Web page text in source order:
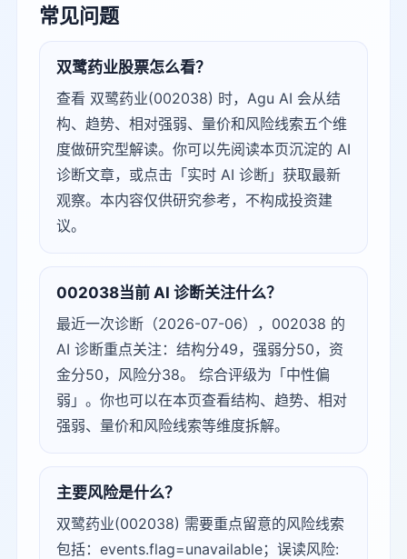
常见问题
双鹭药业股票怎么看？
查看 双鹭药业(002038) 时，Agu AI 会从结
构、趋势、相对强弱、量价和风险线索五个维
度做研究型解读。你可以先阅读本页沉淀的 AI
诊断文章，或点击「实时 AI 诊断」获取最新
观察。本内容仅供研究参考，不构成投资建
议。
002038当前 AI 诊断关注什么？
最近一次诊断（2026-07-06），002038 的
AI 诊断重点关注：结构分49，强弱分50，资
金分50，风险分38。 综合评级为「中性偏
弱」。你也可以在本页查看结构、趋势、相对
强弱、量价和风险线索等维度拆解。
主要风险是什么？
双鹭药业(002038) 需要重点留意的风险线索
包括：events.flag=unavailable；误读风险: